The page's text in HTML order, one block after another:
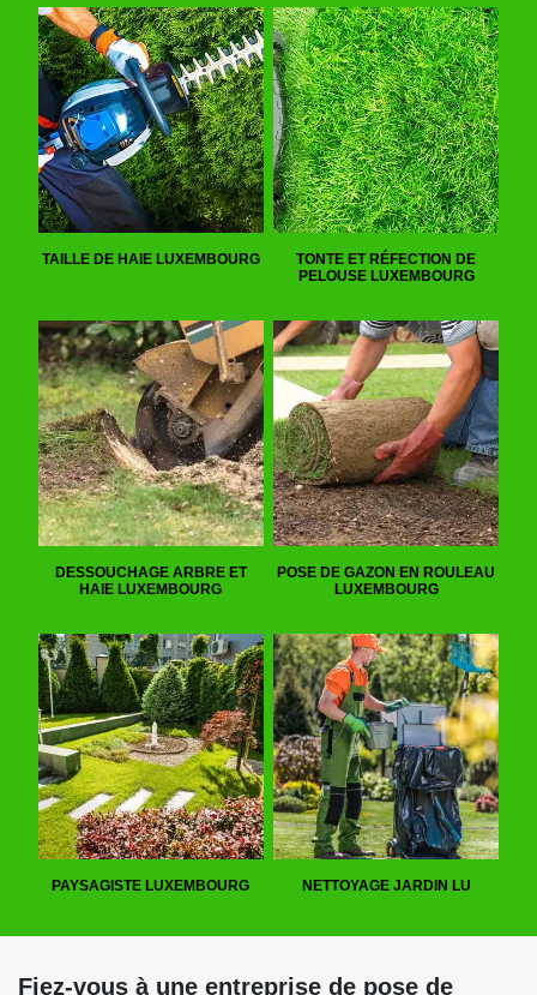
TAILLE DE HAIE LUXEMBOURG
TONTE ET RÉFECTION DE
PELOUSE LUXEMBOURG
DESSOUCHAGE ARBRE ET
HAIE LUXEMBOURG
POSE DE GAZON EN ROULEAU
LUXEMBOURG
PAYSAGISTE LUXEMBOURG NETTOYAGE JARDIN LU
Fiez-vous à une entreprise de pose de